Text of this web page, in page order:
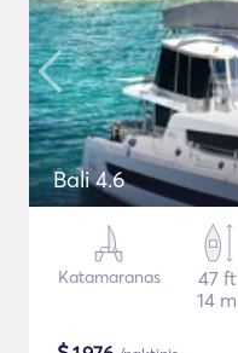
Bali 4.6
Katamaranas
47 ft
14 m